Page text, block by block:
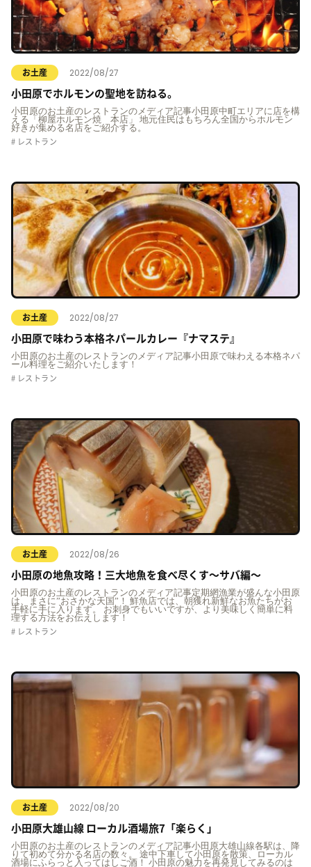
お土産 2022/08/27
小田原でホルモンの聖地を訪ねる。
小田原のお土産のレストランのメディア記事小田原中町エリアに店を構
える「柳屋ホルモン焼 本店」 地元住民はもちろん全国からホルモン
好きが集める名店をご紹介する。
レストラン
お土産 2022/08/27
小田原で味わう本格ネパールカレー『ナマステ』
小田原のお土産のレストランのメディア記事小田原で味わえる本格ネパ
ール料理をご紹介いたします！
レストラン
お土産 2022/08/26
小田原の地魚攻略！三大地魚を食べ尽くす〜サバ編〜
小田原のお土産のレストランのメディア記事定期網漁業が盛んな小田原
は、まさに”おさかな天国”！ 鮮魚店では、朝獲れ新鮮なお魚たちがお
手軽に手に入ります。 お刺身でもいいですが、より美味しく簡単に料
理する方法をお伝えします！
レストラン
お土産 2022/08/20
小田原大雄山線 ローカル酒場旅7「楽らく」
小田原のお土産のレストランのメディア記事小田原大雄山線各駅は、降
りて初めて分かる名店の数々。 途中下車して小田原を散策、ローカル
酒場にふらっと入ってはしご酒！ 小田原の魅力を再発見してみるのは